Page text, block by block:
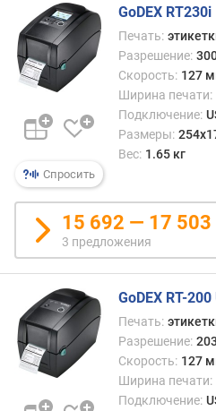
г
и
м
о
д
о
о
х
к
д
е
ш
е
в
ы
Спросить
GoDEX RT230i
Печать:
Разрешение:
Скорость: 127
Ширина печати:
Подключение:
Размеры:
Вес: 1.65 кг
15 692 — 17 503
3 предложения
GoDEX RT-200
Печать:
Разрешение:
Скорость: 127
Ширина печати:
Подключение: